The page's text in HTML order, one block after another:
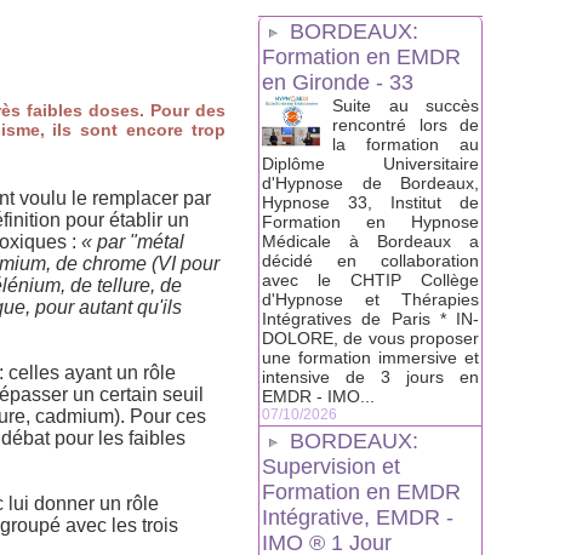
faibles doses. Pour des
ils sont encore trop
voulu le remplacer par
pour établir un
: « par "métal
de chrome (VI pour
de tellure, de
pour autant qu'ils
celles ayant un rôle
un certain seuil
cadmium). Pour ces
pour les faibles
lui donner un rôle
avec les trois
BORDEAUX:
Formation en EMDR
en Gironde - 33
Suite au succès
rencontré lors de
la formation au
Diplôme Universitaire
d'Hypnose de Bordeaux,
Hypnose 33, Institut de
Formation en Hypnose
Médicale à Bordeaux a
décidé en collaboration
avec le CHTIP Collège
d'Hypnose et Thérapies
Intégratives de Paris * IN-
DOLORE, de vous proposer
une formation immersive et
intensive de 3 jours en
EMDR - IMO...
07/10/2026
BORDEAUX:
Supervision et
Formation en EMDR
Intégrative, EMDR -
IMO ® 1 Jour